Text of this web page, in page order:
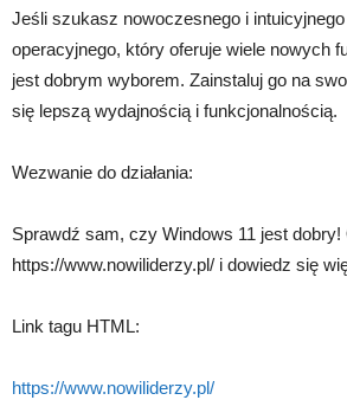
Jeśli szukasz nowoczesnego i
operacyjnego, który oferuje wiele nowych
jest dobrym wyborem. Zainstaluj go na
się lepszą wydajnością i funkcjonalnością.
Wezwanie do działania:
Sprawdź sam, czy Windows 11 jest
https://www.nowiliderzy.pl/ i dowiedz się
Link tagu HTML:
https://www.nowiliderzy.pl/